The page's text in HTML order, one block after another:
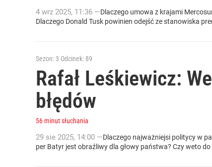
4 wrz 2025, 11:36 —Dlaczego umowa z krajami
Dlaczego Donald Tusk powinien odejść ze stanowiska
Sezon: 3 Odcinek: 89
Rafał Leśkiewicz:
błędów
56 minut słuchania
29 sie 2025, 14:00 —Dlaczego najważniejsi politycy w
per Batyr jest obraźliwy dla głowy państwa? Czy weto